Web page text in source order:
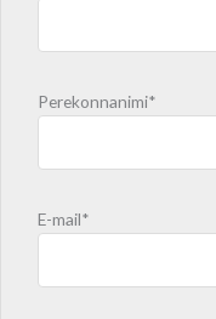
Perekonnanimi*
E-mail*